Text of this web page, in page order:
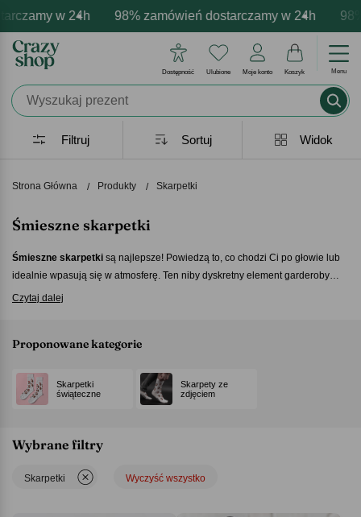
w 24h 98% zamówień dostarczamy w 24h 98%
produktów Profesjonalna i darmowa
- zawsze udane prezenty Prezentujemy pozytywne
Dostępność Ulubione Moje konto Koszyk Menu
Strona Główna Produkty Skarpetki
Śmieszne skarpetki
Śmieszne skarpetki są najlepsze! Powiedzą to, co chodzi Ci po głowie lub
idealnie wpasują się w atmosferę. Ten niby dyskretny element garderoby
może wyrazić więcej niż Ci się wydaje. Ze względu na swoją uniwersalność
wzór i podbijaj dzielnicę.Nasze crazy skarpetki umieją zdobyć rozgłos!
Czytaj dalej
Proponowane kategorie
Skarpetki
świąteczne
Skarpety ze
zdjęciem
Filtruj Widok
Sortuj
Wybrane filtry
Skarpetki Wyczyść wszystko